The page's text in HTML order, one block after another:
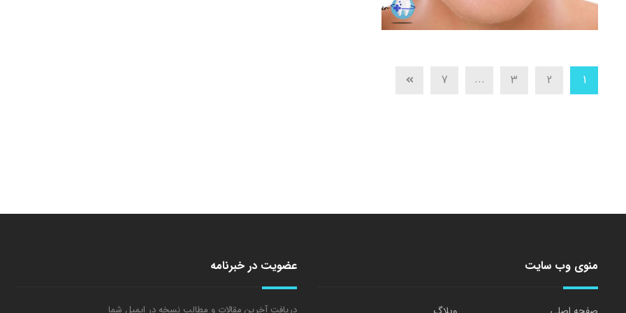
1
2
3
...
7
منوی وب سایت عضویت در خبرنامه
دریافت آخرین مقالات و مطالب نسخه در ایمیل شما